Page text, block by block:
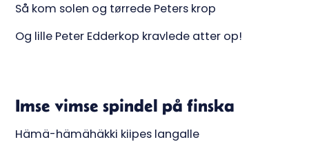
Så kom solen og tørrede Peters krop
Og lille Peter Edderkop kravlede atter op!
Imse vimse spindel på finska
Hämä-hämähäkki kiipes langalle